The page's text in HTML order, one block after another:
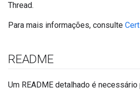
Thread.
Para mais informações, consulte
README
Um README detalhado é